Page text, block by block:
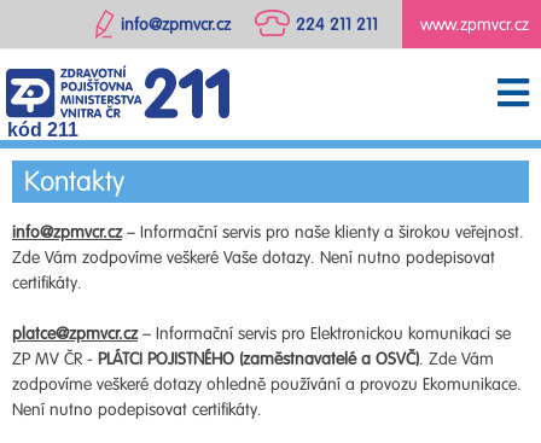
www.zpmvcr.cz
224 211 211
info@zpmvcr.cz
kód 211
Kontakty
info@zpmvcr.cz– Informační servis pro naše klienty a širokou veřejnost.
Zde Vám zodpovíme veškeré Vaše dotazy. Není nutno podepisovat
certifikáty.
platce@zpmvcr.cz– Informační servis pro Elektronickou komunikaci se
ZP MV ČR - PLÁTCI POJISTNÉHO (zaměstnavatelé a OSVČ). Zde Vám
zodpovíme veškeré dotazy ohledně používání a provozu Ekomunikace.
Není nutno podepisovat certifikáty.